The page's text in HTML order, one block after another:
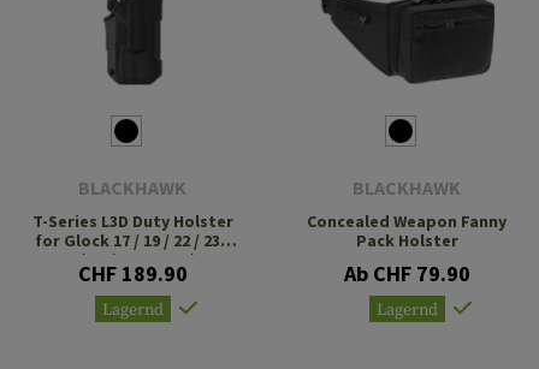
BLACKHAWK
T-Series L3D Duty Holster
for Glock 17 / 19 / 22 / 23 /
31 / 32 / 47 TLR-7 / 8
CHF 189.90
Lagernd
BLACKHAWK
Concealed Weapon Fanny
Pack Holster
Ab CHF 79.90
Lagernd